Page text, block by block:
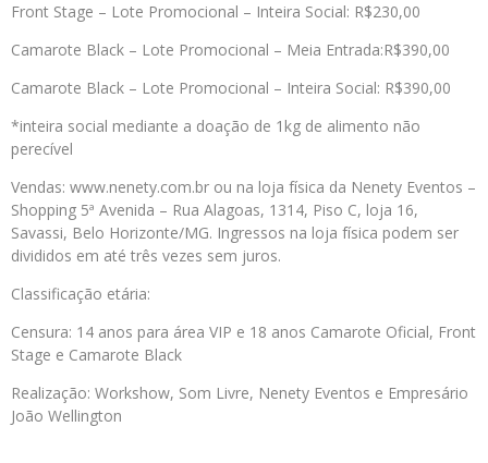
Front Stage – Lote Promocional – Inteira Social: R$230,00
Camarote Black – Lote Promocional – Meia Entrada:R$390,00
Camarote Black – Lote Promocional – Inteira Social: R$390,00
*inteira social mediante a doação de 1kg de alimento não
perecível
Vendas: www.nenety.com.br ou na loja física da Nenety Eventos –
Shopping 5ª Avenida – Rua Alagoas, 1314, Piso C, loja 16,
Savassi, Belo Horizonte/MG. Ingressos na loja física podem ser
divididos em até três vezes sem juros.
Classificação etária:
Censura: 14 anos para área VIP e 18 anos Camarote Oficial, Front
Stage e Camarote Black
Realização: Workshow, Som Livre, Nenety Eventos e Empresário
João Wellington